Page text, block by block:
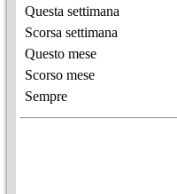
Questa settimana
Scorsa settimana
Questo mese
Scorso mese
Sempre